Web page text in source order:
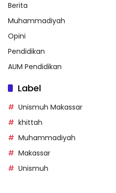
Berita
Muhammadiyah
Opini
Pendidikan
AUM Pendidikan
Label
Unismuh Makassar
khittah
Muhammadiyah
Makassar
Unismuh